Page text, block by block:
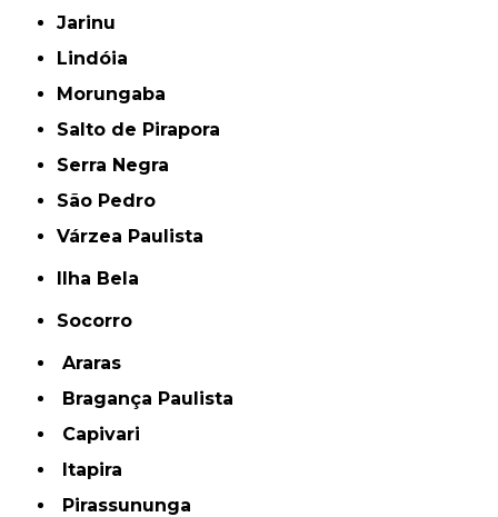
Jarinu
Lindóia
Morungaba
Salto de Pirapora
Serra Negra
São Pedro
Várzea Paulista
Ilha Bela
Socorro
Araras
Bragança Paulista
Capivari
Itapira
Pirassununga